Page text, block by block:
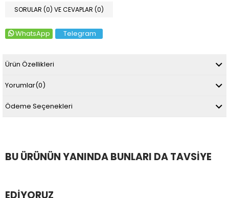
SORULAR (0) VE CEVAPLAR (0)
WhatsApp Telegram
Ürün Özellikleri
Yorumlar(0)
Ödeme Seçenekleri
BU ÜRÜNÜN YANINDA BUNLARI DA TAVSIYE
EDIYORUZ